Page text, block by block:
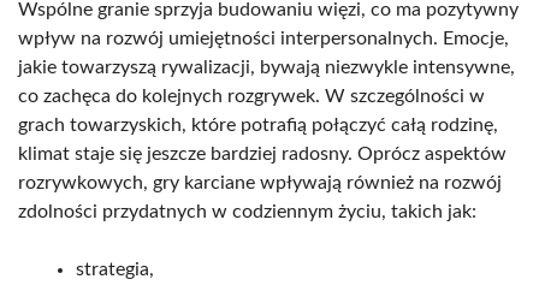
Wspólne granie sprzyja budowaniu więzi, co ma pozytywny
wpływ na rozwój umiejętności interpersonalnych. Emocje,
jakie towarzyszą rywalizacji, bywają niezwykle intensywne,
co zachęca do kolejnych rozgrywek. W szczególności w
grach towarzyskich, które potrafią połączyć całą rodzinę,
klimat staje się jeszcze bardziej radosny. Oprócz aspektów
rozrywkowych, gry karciane wpływają również na rozwój
zdolności przydatnych w codziennym życiu, takich jak:
strategia,